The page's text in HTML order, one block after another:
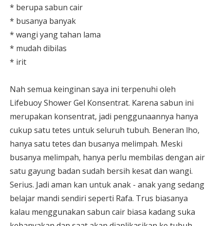
* berupa sabun cair
* busanya banyak
* wangi yang tahan lama
* mudah dibilas
* irit
Nah semua keinginan saya ini terpenuhi oleh
Lifebuoy Shower Gel Konsentrat. Karena sabun ini
merupakan konsentrat, jadi penggunaannya hanya
cukup satu tetes untuk seluruh tubuh. Beneran lho,
hanya satu tetes dan busanya melimpah. Meski
busanya melimpah, hanya perlu membilas dengan air
satu gayung badan sudah bersih kesat dan wangi.
Serius. Jadi aman kan untuk anak - anak yang sedang
belajar mandi sendiri seperti Rafa. Trus biasanya
kalau menggunakan sabun cair biasa kadang suka